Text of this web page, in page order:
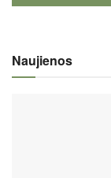
Naujienos